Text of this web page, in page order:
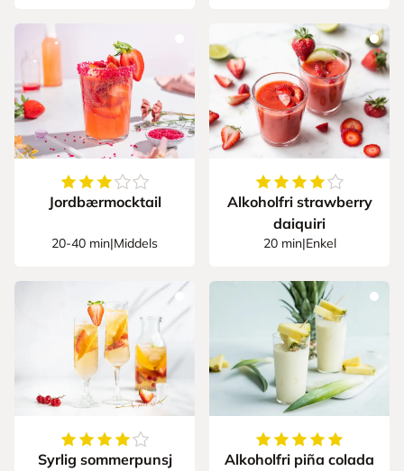
3.6666666666666665
stjerner
Jordbærmocktail
20-40 min|Middels
4.875av5stjerner
Alkoholfri strawberry
daiquiri
20 min|Enkel
4.666666666666667
stjerner
Syrlig sommerpunsj
5av5stjerner
Alkoholfri piña colada